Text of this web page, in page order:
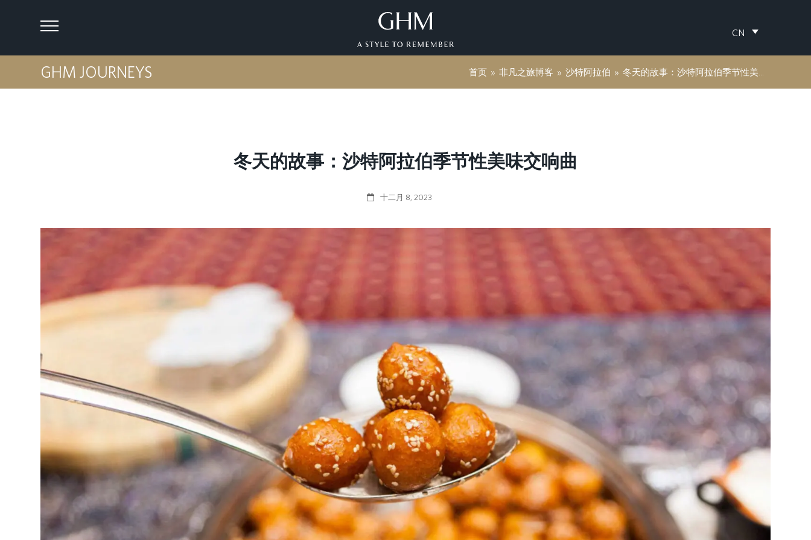
CN
GHM JOURNEYS 首页 » 非凡之旅博客 » 沙特阿拉伯 » 冬天的故事：沙特阿拉伯季节性美味交响曲
冬天的故事：沙特阿拉伯季节性美味交响曲
十二月 8, 2023